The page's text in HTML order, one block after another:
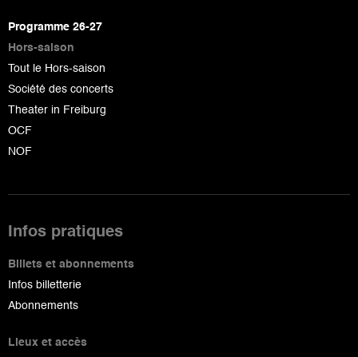
page
Programme 26-27
Hors-saison
Tout le Hors-saison
Société des concerts
Theater in Freiburg
OCF
NOF
Infos pratiques
Billets et abonnements
Infos billetterie
Abonnements
Lieux et accès